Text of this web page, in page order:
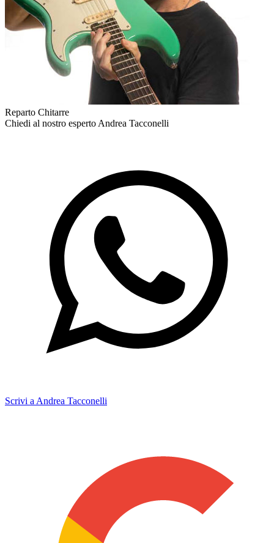
Reparto Chitarre
Chiedi al nostro espertoAndrea Tacconelli
Scrivi a Andrea Tacconelli